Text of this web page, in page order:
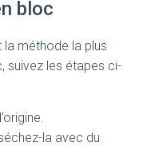
bloc
méthode la plus
suivez les étapes ci-
la avec du